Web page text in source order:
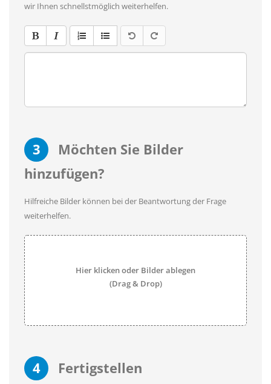
wir Ihnen schnellstmöglich weiterhelfen.
3
Möchten Sie Bilder
hinzufügen?
Hilfreiche Bilder können bei der Beantwortung der Frage
weiterhelfen.
Hier klicken oder Bilder ablegen
(Drag & Drop)
4 Fertigstellen